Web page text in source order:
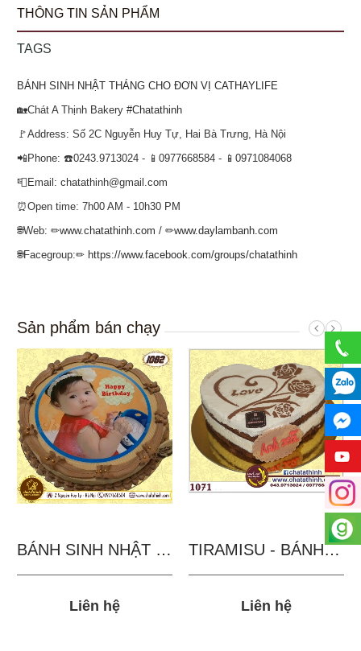
THÔNG TIN SẢN PHẨM
TAGS
BÁNH SINH NHẬT THÁNG CHO ĐƠN VỊ CATHAYLIFE
🏡Chát A Thịnh Bakery#Chatathinh
🚩Address: Số 2C Nguyễn Huy Tự, Hai Bà Trưng, Hà Nội
📲Phone: ☎️0243.9713024 - 📱0977668584 - 📱0971084068
📮Email: chatathinh@gmail.com
⏰Open time: 7h00 AM - 10h30 PM
🌐Web: ✏www.chatathinh.com / ✏www.daylambanh.com
🌐Facegroup:✏ https://www.facebook.com/groups/chatathinh
Sản phẩm bán chạy
BÁNH SINH NHẬT IN...
Liên hệ
TIRAMISU - BÁNH TẶNG...
Liên hệ